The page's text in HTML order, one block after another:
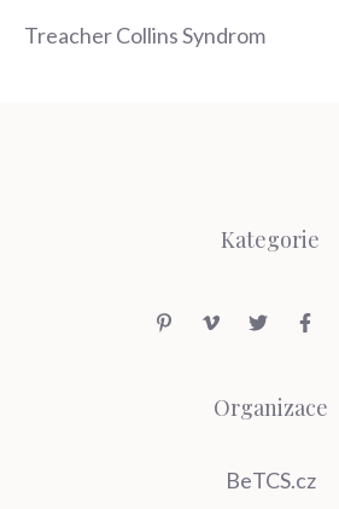
Treacher Collins Syndrom
Kategorie
Organizace
BeTCS.cz